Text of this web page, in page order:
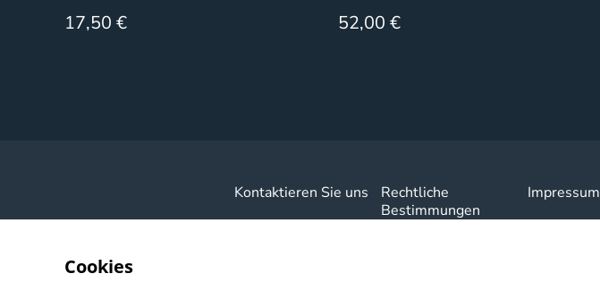
17,50 €
52,00 €
Kontaktieren Sie uns
Rechtliche
Bestimmungen
Impressum
Cookies